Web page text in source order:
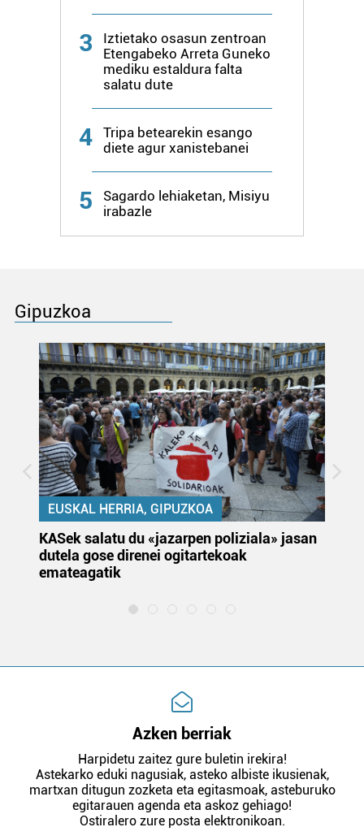
3
Iztietako osasun zentroan
Etengabeko Arreta Guneko
mediku estaldura falta
salatu dute
4
Tripa betearekin esango
diete agur xanistebanei
5
Sagardo lehiaketan, Misiyu
irabazle
Gipuzkoa
EUSKAL HERRIA, GIPUZKOA
KASek salatu du «jazarpen poliziala» jasan
dutela gose direnei ogitartekoak
emateagatik
Azken berriak
Harpidetu zaitez gure buletin irekira!
Astekarko eduki nagusiak, asteko albiste ikusienak,
martxan ditugun zozketa eta egitasmoak, asteburuko
egitarauen agenda eta askoz gehiago!
Ostiralero zure posta elektronikoan.